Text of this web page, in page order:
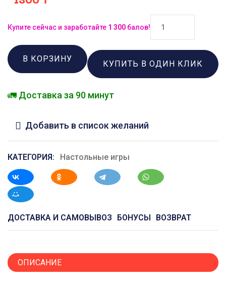
Купите сейчас и заработайте 1 300 балов!
В КОРЗИНУ
КУПИТЬ В ОДИН КЛИК
🚛 Доставка за 90 минут
Добавить в список желаний
КАТЕГОРИЯ: Настольные игры
ДОСТАВКА И САМОВЫВОЗ БОНУСЫ ВОЗВРАТ
ОПИСАНИЕ